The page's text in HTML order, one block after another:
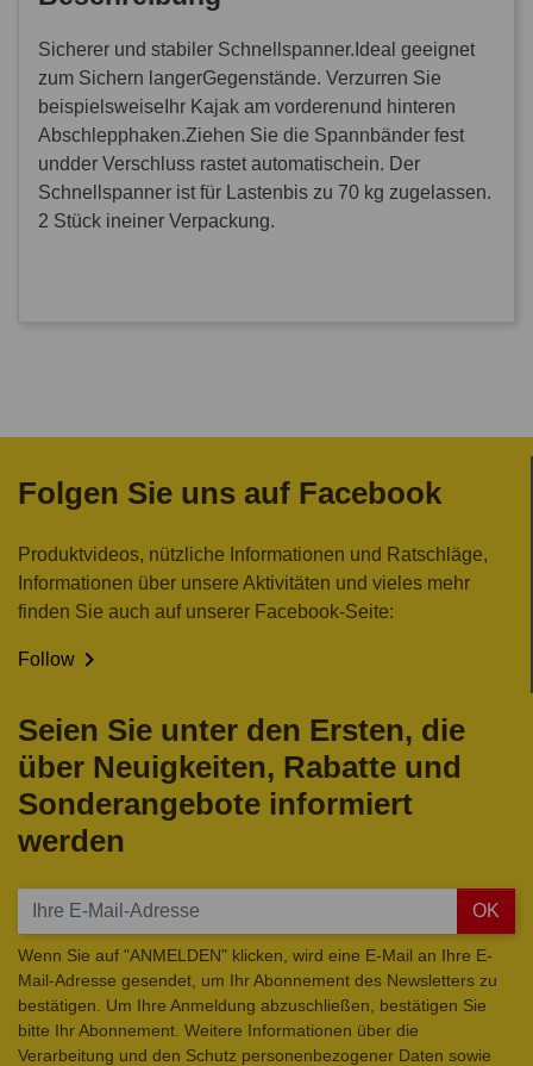
Sicherer und stabiler Schnellspanner.Ideal geeignet
zum Sichern langerGegenstände. Verzurren Sie
beispielsweiseIhr Kajak am vorderenund hinteren
Abschlepphaken.Ziehen Sie die Spannbänder fest
undder Verschluss rastet automatischein. Der
Schnellspanner ist für Lastenbis zu 70 kg zugelassen.
2 Stück ineiner Verpackung.
Folgen Sie uns auf Facebook
Produktvideos, nützliche Informationen und Ratschläge,
Informationen über unsere Aktivitäten und vieles mehr
finden Sie auch auf unserer Facebook-Seite:
Follow 
Seien Sie unter den Ersten, die
über Neuigkeiten, Rabatte und
Sonderangebote informiert
werden
OK
Wenn Sie auf "ANMELDEN" klicken, wird eine E-Mail an Ihre E-
Mail-Adresse gesendet, um Ihr Abonnement des Newsletters zu
bestätigen. Um Ihre Anmeldung abzuschließen, bestätigen Sie
bitte Ihr Abonnement. Weitere Informationen über die
Verarbeitung und den Schutz personenbezogener Daten sowie